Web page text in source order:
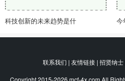
科技创新的未来趋势是什 今
联系我们 | 友情链接 | 招贤纳
Copyright 2015-2026 mcf-4x.com All